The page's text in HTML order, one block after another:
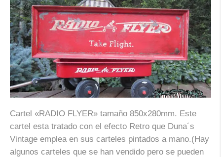
Cartel «RADIO FLYER» tamaño 850x280mm. Este
cartel esta tratado con el efecto Retro que Duna´s
Vintage emplea en sus carteles pintados a mano.(Hay
algunos carteles que se han vendido pero se pueden